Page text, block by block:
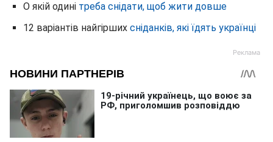
О якій одині треба снідати, щоб жити довше
12 варіантів найгірших сніданків, які їдять українці